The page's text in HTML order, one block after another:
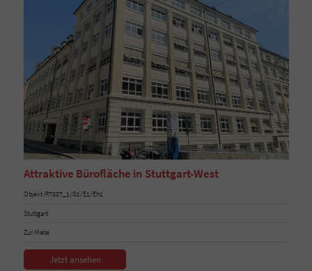
Attraktive Bürofläche in Stuttgart-West
Objekt IR7887_1/G1/E1/Eh1
Stuttgart
Zur Miete
Jetzt ansehen